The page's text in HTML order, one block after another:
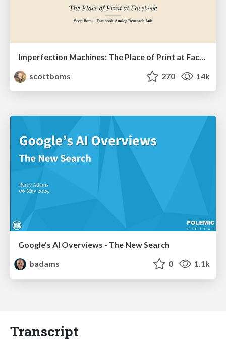
Imperfection Machines: The Place of Print at Facebook
scottboms
270 14k
Google's AI Overviews - The New Search
badams
0 1.1k
Transcript